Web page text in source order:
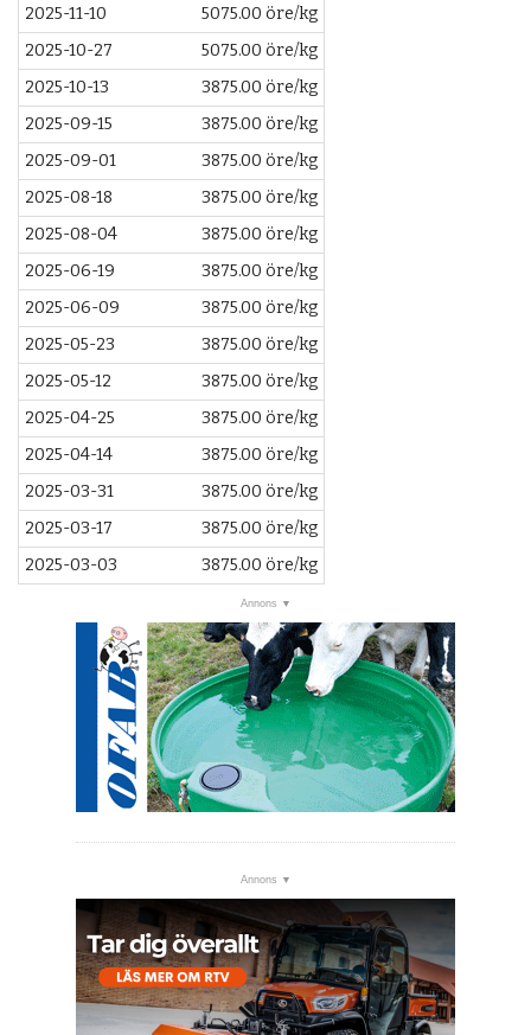
2025-11-10
5075.00 öre/kg
2025-10-27
5075.00 öre/kg
2025-10-13
3875.00 öre/kg
2025-09-15
3875.00 öre/kg
2025-09-01
3875.00 öre/kg
2025-08-18
3875.00 öre/kg
2025-08-04
3875.00 öre/kg
2025-06-19
3875.00 öre/kg
2025-06-09
3875.00 öre/kg
2025-05-23
3875.00 öre/kg
2025-05-12
3875.00 öre/kg
2025-04-25
3875.00 öre/kg
2025-04-14
3875.00 öre/kg
2025-03-31
3875.00 öre/kg
2025-03-17
3875.00 öre/kg
2025-03-03
3875.00 öre/kg